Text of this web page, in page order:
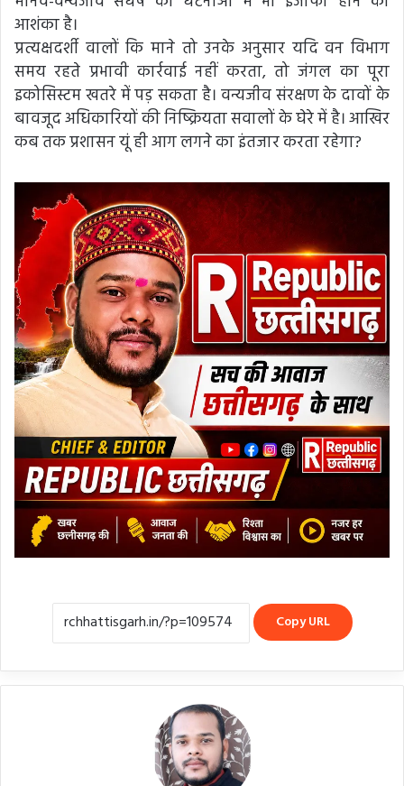
आशंका है।
प्रत्यक्षदर्शी वालों कि माने तो उनके अनुसार यदि वन विभाग
समय रहते प्रभावी कार्रवाई नहीं करता, तो जंगल का पूरा
इकोसिस्टम खतरे में पड़ सकता है। वन्यजीव संरक्षण के दावों के
बावजूद अधिकारियों की निष्क्रियता सवालों के घेरे में है। आखिर
कब तक प्रशासन यूं ही आग लगने का इंतजार करता रहेगा?
Copy URL